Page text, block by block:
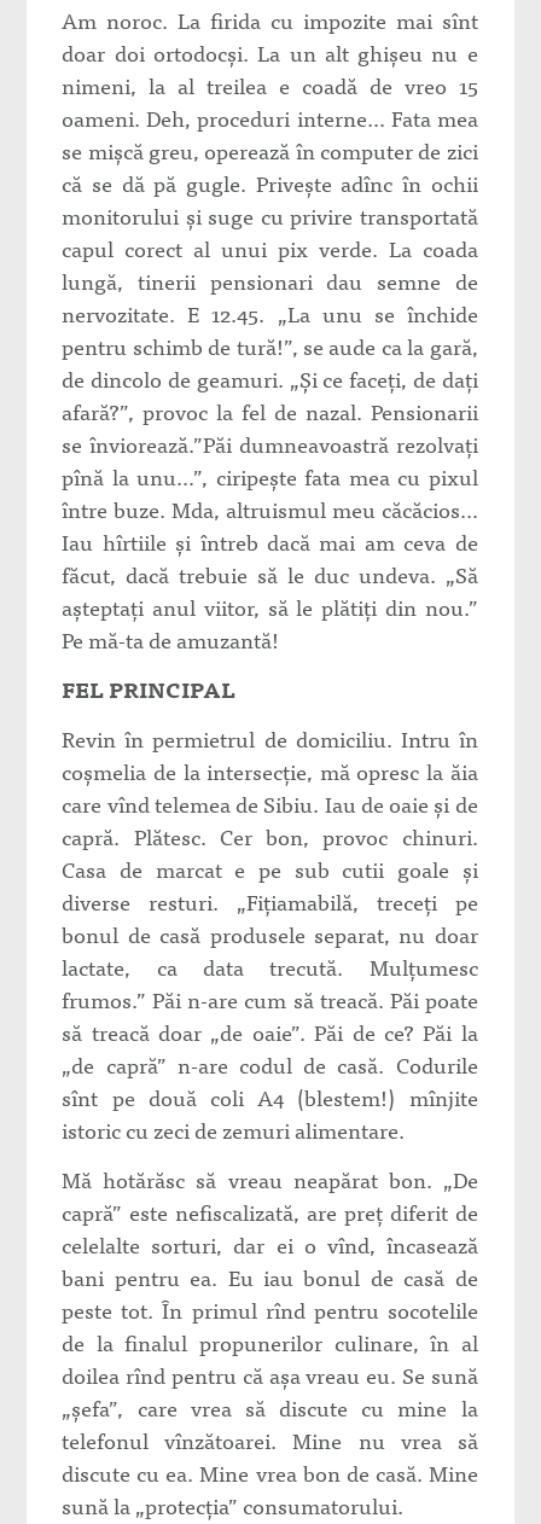
Am noroc. La firida cu impozite mai sînt
doar doi ortodocşi. La un alt ghişeu nu e
nimeni, la al treilea e coadă de vreo 15
oameni. Deh, proceduri interne… Fata mea
se mişcă greu, operează în computer de zici
că se dă pă gugle. Priveşte adînc în ochii
monitorului şi suge cu privire transportată
capul corect al unui pix verde. La coada
lungă, tinerii pensionari dau semne de
nervozitate. E 12.45. „La unu se închide
pentru schimb de tură!”, se aude ca la gară,
de dincolo de geamuri. „Şi ce faceţi, de daţi
afară?”, provoc la fel de nazal. Pensionarii
se înviorează.”Păi dumneavoastră rezolvaţi
pînă la unu…”, ciripeşte fata mea cu pixul
între buze. Mda, altruismul meu căcăcios…
Iau hîrtiile şi întreb dacă mai am ceva de
făcut, dacă trebuie să le duc undeva. „Să
aşteptaţi anul viitor, să le plătiţi din nou.”
Pe mă-ta de amuzantă!
FEL PRINCIPAL
Revin în permietrul de domiciliu. Intru în
coşmelia de la intersecţie, mă opresc la ăia
care vînd telemea de Sibiu. Iau de oaie şi de
capră. Plătesc. Cer bon, provoc chinuri.
Casa de marcat e pe sub cutii goale şi
diverse resturi. „Fiţiamabilă, treceţi pe
bonul de casă produsele separat, nu doar
lactate, ca data trecută. Mulţumesc
frumos.” Păi n-are cum să treacă. Păi poate
să treacă doar „de oaie”. Păi de ce? Păi la
„de capră” n-are codul de casă. Codurile
sînt pe două coli A4 (blestem!) mînjite
istoric cu zeci de zemuri alimentare.
Mă hotărăsc să vreau neapărat bon. „De
capră” este nefiscalizată, are preţ diferit de
celelalte sorturi, dar ei o vînd, încasează
bani pentru ea. Eu iau bonul de casă de
peste tot. În primul rînd pentru socotelile
de la finalul propunerilor culinare, în al
doilea rînd pentru că aşa vreau eu. Se sună
„şefa”, care vrea să discute cu mine la
telefonul vînzătoarei. Mine nu vrea să
discute cu ea. Mine vrea bon de casă. Mine
sună la „protecţia” consumatorului.